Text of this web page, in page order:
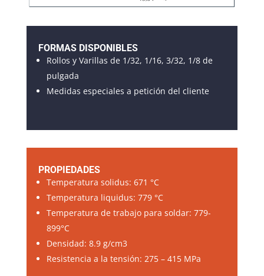
FORMAS DISPONIBLES
Rollos y Varillas de 1/32, 1/16, 3/32, 1/8 de
pulgada
Medidas especiales a petición del cliente
PROPIEDADES
Temperatura solidus: 671 °C
Temperatura liquidus: 779 °C
Temperatura de trabajo para soldar: 779-
899°C
Densidad: 8.9 g/cm3
Resistencia a la tensión: 275 – 415 MPa